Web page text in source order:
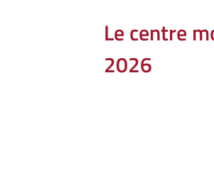
Le centre
2026